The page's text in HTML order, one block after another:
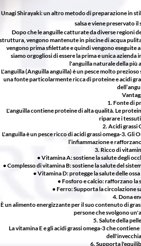
Unagi Shirayaki: un altro metodo di preparazione in
salsa e viene preservato
Dopo che le anguille catturate da diverse regioni
struttura, vengono mantenute in piscine di acqua
vengono prima sfilettate e quindi vengono eseguite
siamo orgogliosi di essere la prima e unica
l'anguilla naturale della più
L'anguilla (Anguilla anguilla) è un pesce molto
una fonte particolarmente ricca di proteine e acidi
1. Fonte di
L'anguilla contiene proteine di alta qualità. Le
riparare i
2. Acidi grassi
L'anguilla è un pesce ricco di acidi grassi omega-3.
l’infiammazione e
3. Ricco di
• Vitamina A: sostiene la salute degli
• Complesso di vitamina B: sostiene la salute del
• Vitamina D: protegge la salute delle
• Fosforo e calcio: rafforzano la
• Ferro: Supporta la circolazione
4. Dona
È un alimento energizzante per il suo contenuto di
persone che svolgono
5. Salute della
La vitamina E e gli acidi grassi omega-3 che
6. Supporta